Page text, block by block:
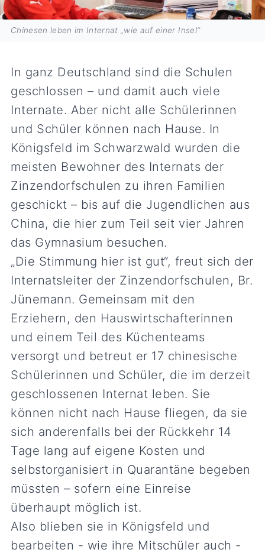
Chinesen leben im Internat „wie auf einer Insel“
In ganz Deutschland sind die Schulen
geschlossen – und damit auch viele
Internate. Aber nicht alle Schülerinnen
und Schüler können nach Hause. In
Königsfeld im Schwarzwald wurden die
meisten Bewohner des Internats der
Zinzendorfschulen zu ihren Familien
geschickt – bis auf die Jugendlichen aus
China, die hier zum Teil seit vier Jahren
das Gymnasium besuchen.
„Die Stimmung hier ist gut“, freut sich der
Internatsleiter der Zinzendorfschulen, Br.
Jünemann. Gemeinsam mit den
Erziehern, den Hauswirtschafterinnen
und einem Teil des Küchenteams
versorgt und betreut er 17 chinesische
Schülerinnen und Schüler, die im derzeit
geschlossenen Internat leben. Sie
können nicht nach Hause fliegen, da sie
sich anderenfalls bei der Rückkehr 14
Tage lang auf eigene Kosten und
selbstorganisiert in Quarantäne begeben
müssten – sofern eine Einreise
überhaupt möglich ist.
Also blieben sie in Königsfeld und
bearbeiten - wie ihre Mitschüler auch -